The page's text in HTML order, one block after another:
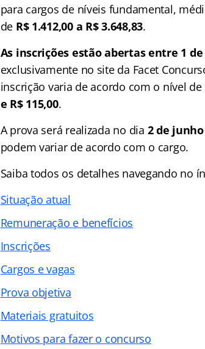
para cargos de níveis fundamental,
de R$ 1.412,00 a R$ 3.648,83.
As inscrições estão abertas entre 1
exclusivamente no site da Facet
inscrição varia de acordo com o nível
e R$ 115,00.
A prova será realizada no dia 2 de junho
podem variar de acordo com o cargo.
Saiba todos os detalhes navegando no
Situação atual
Remuneração e benefícios
Inscrições
Cargos e vagas
Prova objetiva
Materiais gratuitos
Motivos para fazer o concurso